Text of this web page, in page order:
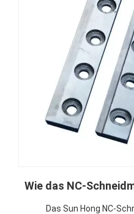
Das Sun Hong NC-